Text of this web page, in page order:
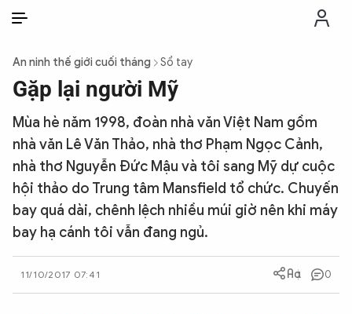
THỜI SỰ
CHỐNG DIỄN BIẾN HÒA BÌNH
CÔNG AN TRONG LÒNG DÂN
XÃ HỘI
PHÁP LUẬT
An ninh thế giới cuối tháng Sổ tay
Gặp lại người Mỹ
Mùa hè năm 1998, đoàn nhà văn Việt Nam gồm
nhà văn Lê Văn Thảo, nhà thơ Phạm Ngọc Cảnh,
nhà thơ Nguyễn Đức Mậu và tôi sang Mỹ dự cuộc
hội thảo do Trung tâm Mansfield tổ chức. Chuyến
bay quá dài, chênh lệch nhiều múi giờ nên khi máy
bay hạ cánh tôi vẫn đang ngủ.
11/10/2017 07:41 0